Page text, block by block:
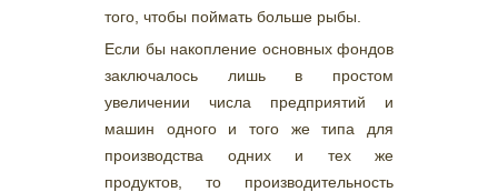
того, чтобы поймать больше рыбы.
Если бы накопление основных фондов
заключалось лишь в простом
увеличении числа предприятий и
машин одного и того же типа для
производства одних и тех же
продуктов, то производительность